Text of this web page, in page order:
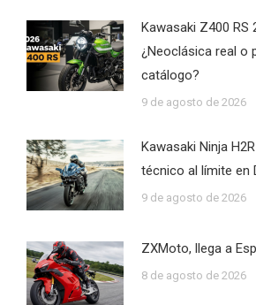
Kawasaki Z400 RS
¿Neoclásica real o
catálogo?
9 de agosto de 2026
Kawasaki Ninja
técnico al límite en
9 de agosto de 2026
ZXMoto, llega a
8 de agosto de 2026